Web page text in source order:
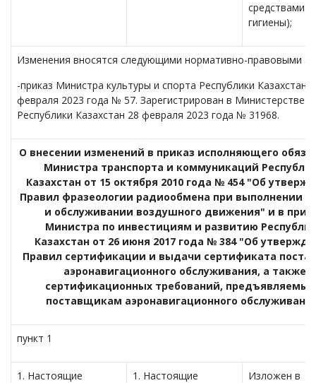
средствами
гигиены);
Изменения вносятся следующими нормативно-правовыми
-приказ Министра культуры и спорта Республики Казахстан
февраля 2023 года № 57. Зарегистрирован в Министерстве
Республики Казахстан 28 февраля 2023 года № 31968.
О внесении изменений в приказ исполняющего
Министра транспорта и коммуникаций
Казахстан от 15 октября 2010 года № 454 "Об
Правил фразеологии радиообмена при выполнении
и обслуживании воздушного движения" и в
Министра по инвестициям и развитию
Казахстан от 26 июня 2017 года № 384 "Об
Правил сертификации и выдачи сертификата
аэронавигационного обслуживания, а также
сертификационных требований,
поставщикам аэронавигационного
пункт 1
1. Настоящие
1. Настоящие
Изложен в